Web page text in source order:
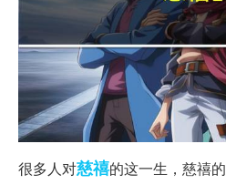
很多人对慈禧的这一生，慈禧